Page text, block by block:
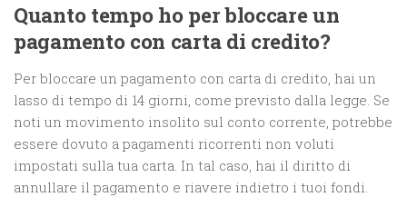
Quanto tempo ho per bloccare un
pagamento con carta di credito?
Per bloccare un pagamento con carta di credito, hai un
lasso di tempo di 14 giorni, come previsto dalla legge. Se
noti un movimento insolito sul conto corrente, potrebbe
essere dovuto a pagamenti ricorrenti non voluti
impostati sulla tua carta. In tal caso, hai il diritto di
annullare il pagamento e riavere indietro i tuoi fondi.